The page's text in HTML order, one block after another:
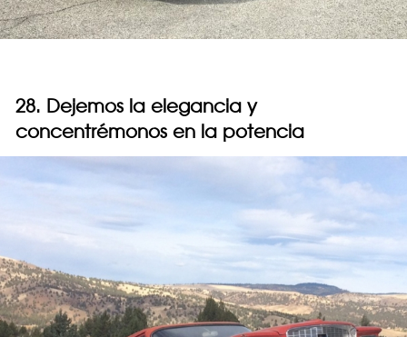
28. Dejemos la elegancia y
concentrémonos en la potencia